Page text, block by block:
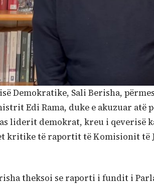
Demokratike, Sali Berisha,
Edi Rama, duke e akuzuar atë
liderit demokrat, kreu i qeverisë
kritike të raportit të Komisionit të
theksoi se raporti i fundit i